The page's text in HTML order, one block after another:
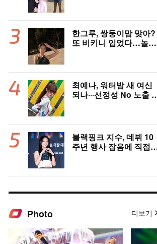
한그루, 쌍둥이맘 맞아?
또 비키니 입었다…놀라
최예나, 워터밤 새 여신
되나···선정성 No 노출 N
블랙핑크 지수, 데뷔 10
주년 행사 잡음에 직접
Photo 더보기